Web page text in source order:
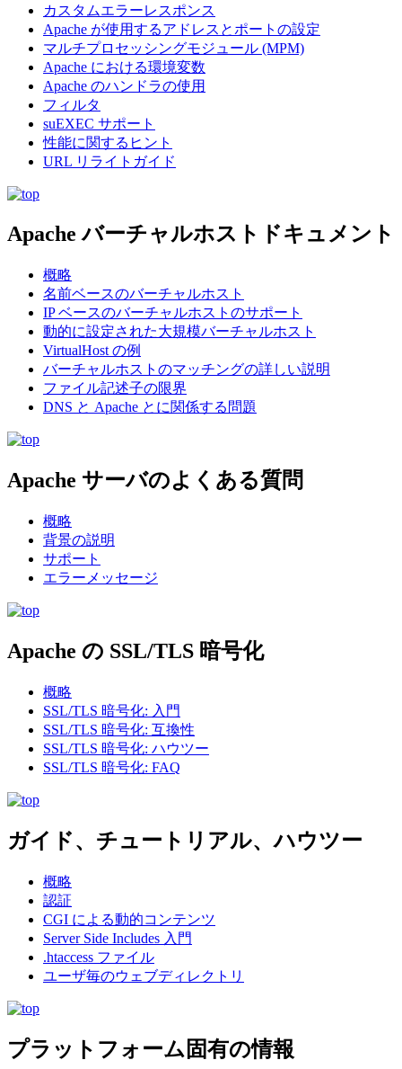
カスタムエラーレスポンス
Apache が使用するアドレスとポートの設定
マルチプロセッシングモジュール (MPM)
Apache における環境変数
Apache のハンドラの使用
フィルタ
suEXEC サポート
性能に関するヒント
URL リライトガイド
Apache バーチャルホストドキュメント
概略
名前ベースのバーチャルホスト
IP ベースのバーチャルホストのサポート
動的に設定された大規模バーチャルホスト
VirtualHost の例
バーチャルホストのマッチングの詳しい説明
ファイル記述子の限界
DNS と Apache とに関係する問題
Apache サーバのよくある質問
概略
背景の説明
サポート
エラーメッセージ
Apache の SSL/TLS 暗号化
概略
SSL/TLS 暗号化: 入門
SSL/TLS 暗号化: 互換性
SSL/TLS 暗号化: ハウツー
SSL/TLS 暗号化: FAQ
ガイド、チュートリアル、ハウツー
概略
認証
CGI による動的コンテンツ
Server Side Includes 入門
.htaccess ファイル
ユーザ毎のウェブディレクトリ
プラットフォーム固有の情報